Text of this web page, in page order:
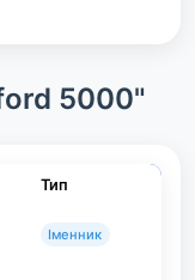
5000"
Тип
Іменник